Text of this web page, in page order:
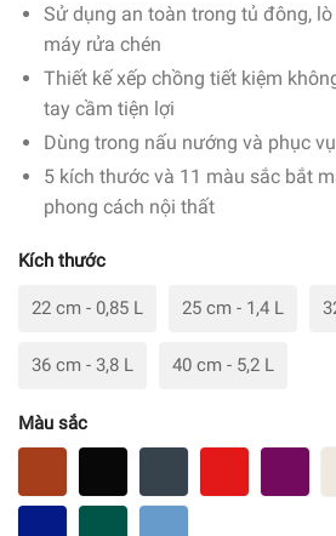
Sử dụng an toàn trong tủ đông,
máy rửa chén
Thiết kế xếp chồng tiết kiệm
tay cầm tiện lợi
Dùng trong nấu nướng và phục
5 kích thước và 11 màu sắc bắt
phong cách nội thất
Kích thước
22 cm - 0,85 L 25 cm - 1,4 L
36 cm - 3,8 L 40 cm - 5,2 L
Màu sắc